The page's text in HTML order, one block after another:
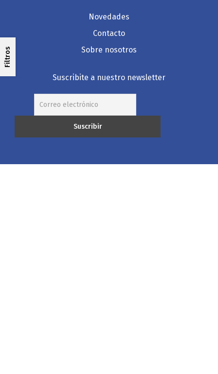
Filtros
Novedades
Contacto
Sobre nosotros
Suscribite a nuestro newsletter